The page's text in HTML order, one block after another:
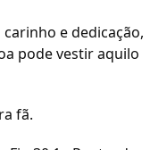
e dedicação,
pode vestir aquilo
fã.